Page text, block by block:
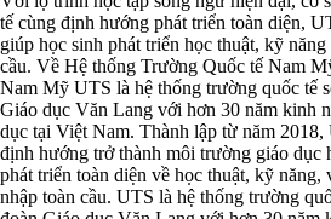
tế cùng định hướng phát triển toàn diện,
giúp học sinh phát triển học thuật, kỹ
cầu. Về Hệ thống Trường Quốc tế Nam
Nam Mỹ UTS là hệ thống trường quốc tế
Giáo dục Văn Lang với hơn 30 năm kinh
dục tại Việt Nam. Thành lập từ năm
định hướng trở thành môi trường giáo dục
phát triển toàn diện về học thuật, kỹ
nhập toàn cầu. UTS là hệ thống trường